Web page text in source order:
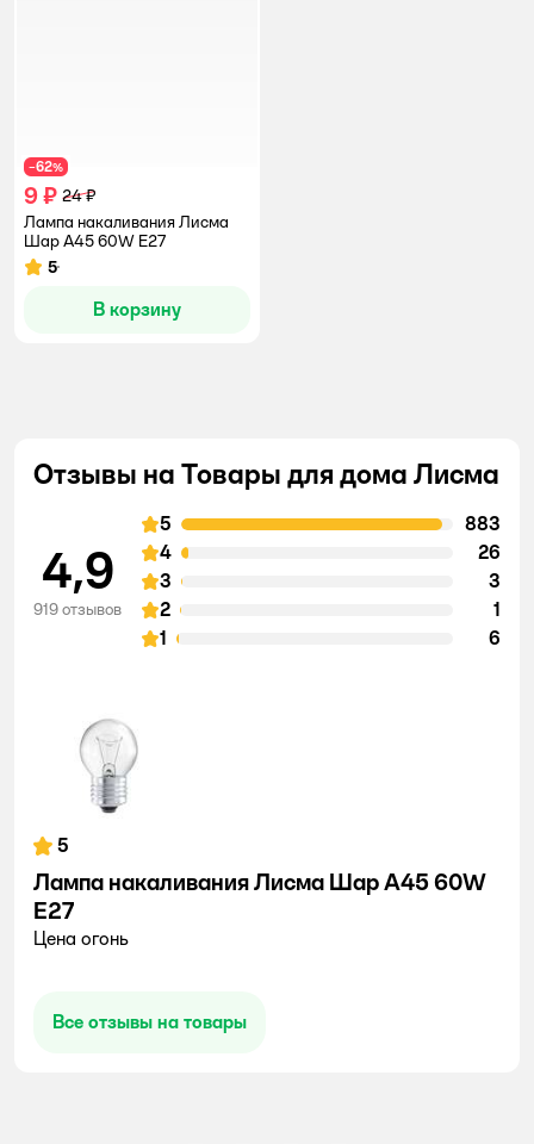
−62%
9 ₽ 24 ₽
Лампа накаливания Лисма
Шар А45 60W E27
Рейтинг:
5
В корзину
Отзывы на Товары для дома Лисма
4,9
919 отзывов
5
883
4
26
3
3
2
1
1
6
5
Лампа накаливания Лисма Шар А45 60W
E27
Цена огонь
Все отзывы на товары